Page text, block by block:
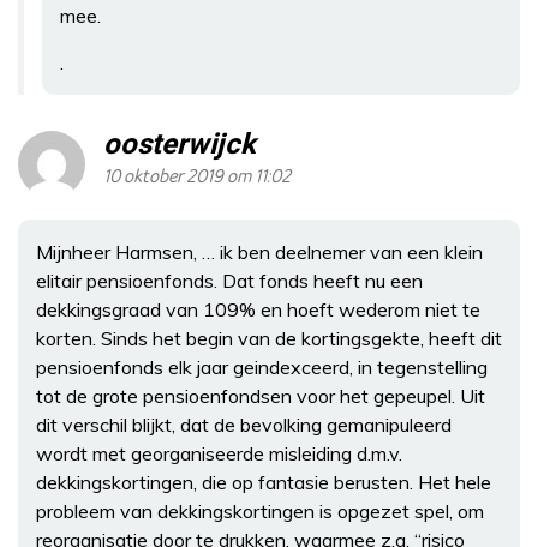
mee.
oosterwijck
10 oktober 2019 om 11:02
Mijnheer Harmsen, … ik ben deelnemer van een klein
elitair pensioenfonds. Dat fonds heeft nu een
dekkingsgraad van 109% en hoeft wederom niet te
korten. Sinds het begin van de kortingsgekte, heeft dit
pensioenfonds elk jaar geindexceerd, in tegenstelling
tot de grote pensioenfondsen voor het gepeupel. Uit
dit verschil blijkt, dat de bevolking gemanipuleerd
wordt met georganiseerde misleiding d.m.v.
dekkingskortingen, die op fantasie berusten. Het hele
probleem van dekkingskortingen is opgezet spel, om
reorganisatie door te drukken, waarmee z.g. “risico